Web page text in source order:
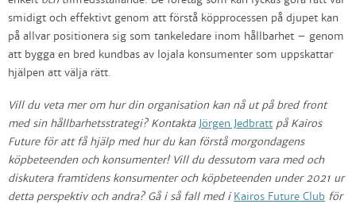
smidigt och effektivt genom att förstå köpprocessen på djupet kan
på allvar positionera sig som tankeledare inom hållbarhet – genom
att bygga en bred kundbas av lojala konsumenter som uppskattar
hjälpen att välja rätt.
Vill du veta mer om hur din organisation kan nå ut på bred front
med sin hållbarhetsstrategi? Kontakta Jörgen Jedbratt på Kairos
Future för att få hjälp med hur du kan förstå morgondagens
köpbeteenden och konsumenter! Vill du dessutom vara med och
diskutera framtidens konsumenter och köpbeteenden under 2021 ur
detta perspektiv och andra? Gå i så fall med i Kairos Future Club för